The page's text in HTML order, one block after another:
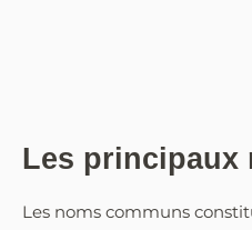
Les principaux
Les noms communs